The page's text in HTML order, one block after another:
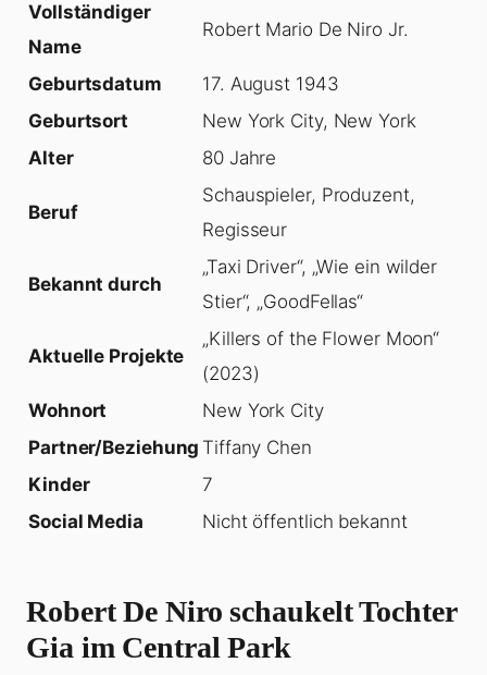
Vollständiger
Name
Robert Mario De Niro Jr.
Geburtsdatum
17. August 1943
Geburtsort
New York City, New York
Alter
80 Jahre
Beruf
Schauspieler, Produzent,
Regisseur
Bekannt durch
„Taxi Driver“, „Wie ein wilder
Stier“, „GoodFellas“
Aktuelle Projekte
„Killers of the Flower Moon“
(2023)
Wohnort
New York City
Partner/Beziehung Tiffany Chen
Kinder
7
Social Media
Nicht öffentlich bekannt
Robert De Niro schaukelt Tochter
Gia im Central Park